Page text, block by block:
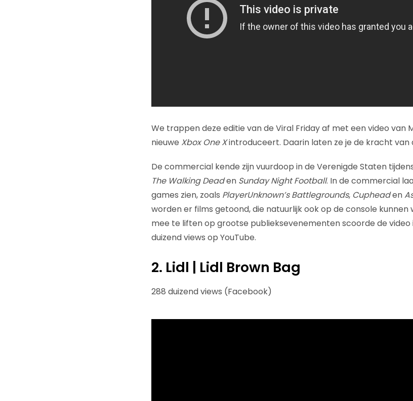
We trappen deze editie van de Viral Friday af met een video van
nieuwe Xbox One Xintroduceert. Daarin laten ze je de kracht van
De commercial kende zijn vuurdoop in de Verenigde Staten
The Walking Deaden Sunday Night Football. In de commercial
games zien, zoals PlayerUnknown’s Battlegrounds, Cupheaden
worden er films getoond, die natuurlijk ook op de console
mee te liften op grootse publieksevenementen scoorde de video
duizend views op YouTube.
2. Lidl | Lidl Brown Bag
288 duizend views (Facebook)